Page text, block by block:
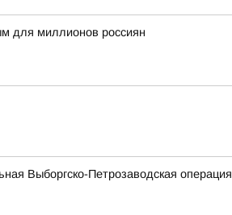
для миллионов россиян
Выборгско-Петрозаводская операция